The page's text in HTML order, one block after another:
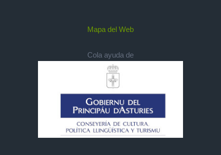
Mapa del Web
Cola ayuda de